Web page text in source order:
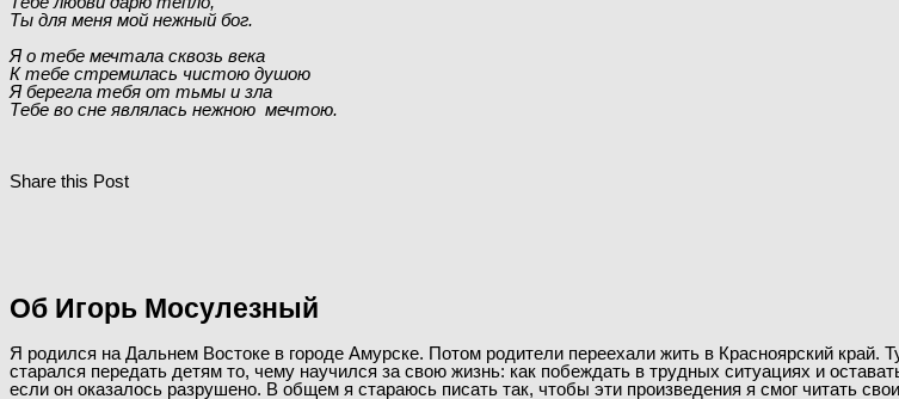
Ты для меня мой нежный бог.
Я о тебе мечтала сквозь века
К тебе стремилась чистою душою
Я берегла тебя от тьмы и зла
Тебе во сне являлась нежною мечтою.
Share this Post
Об Игорь Мосулезный
Я родился на Дальнем Востоке в городе Амурске. Потом родители переехали жить в Красноярский край.
старался передать детям то, чему научился за свою жизнь: как побеждать в трудных ситуациях и
если он оказалось разрушено. В общем я стараюсь писать так, чтобы эти произведения я смог читать